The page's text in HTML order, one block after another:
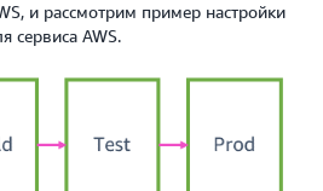
и рассмотрим пример настройки
сервиса AWS.